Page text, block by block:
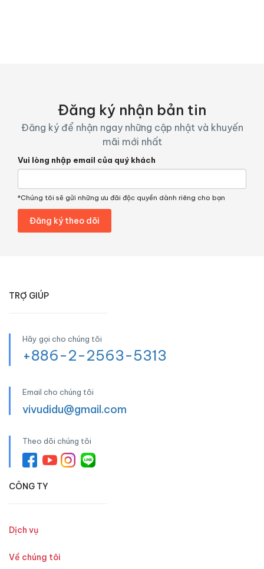
Đăng ký nhận bản tin
Đăng ký để nhận ngay những cập nhật và khuyến
mãi mới nhất
Vui lòng nhập email của quý khách
*Chúng tôi sẽ gửi những ưu đãi độc quyền dành riêng cho bạn
TRỢ GIÚP
Hãy gọi cho chúng tôi
+886-2-2563-5313
Email cho chúng tôi
vivudidu@gmail.com
Theo dõi chúng tôi
CÔNG TY
Dịch vụ
Về chúng tôi